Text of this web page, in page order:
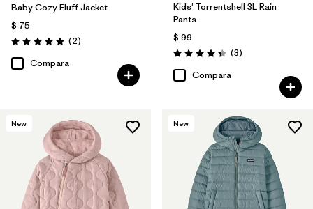
Baby Cozy Fluff Jacket
$ 75
Valoración: 5.0 / 5
(2Comentarios
)
Compara
Kids' Torrentshell 3L Rain
Pants
$ 99
Valoración: 4.3 / 5
(3Comentarios
)
Compara
New New